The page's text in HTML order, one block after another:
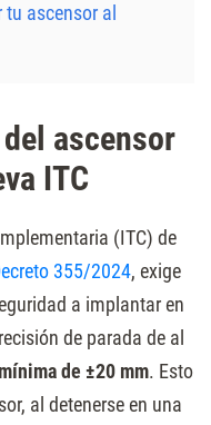
ascensor al
ascensor
ITC
(ITC) de
355/2024, exige
a implantar en
de parada de al
de ±20 mm. Esto
al detenerse en una